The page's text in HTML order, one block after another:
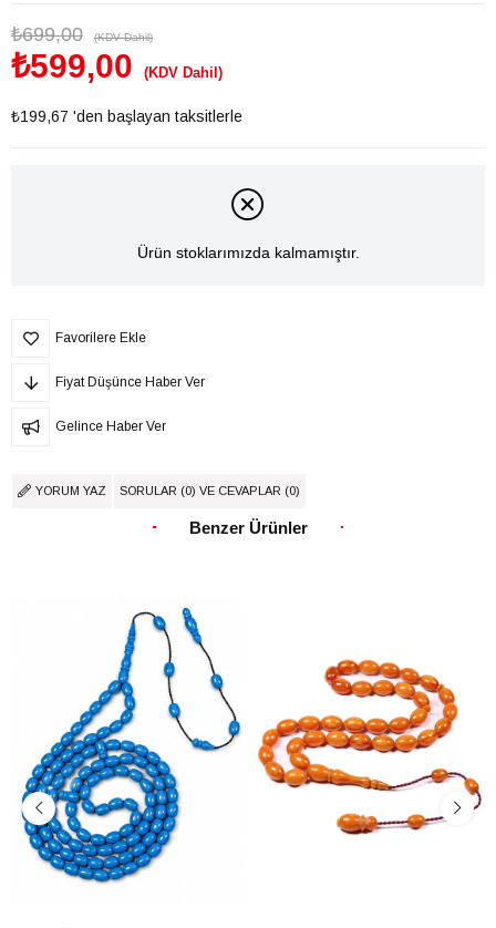
₺699,00 (KDV Dahil)
₺599,00 (KDV Dahil)
₺199,67 'den başlayan taksitlerle
Ürün stoklarımızda kalmamıştır.
Favorilere Ekle
Fiyat Düşünce Haber Ver
Gelince Haber Ver
YORUM YAZ SORULAR (0) VE CEVAPLAR (0)
Benzer Ürünler